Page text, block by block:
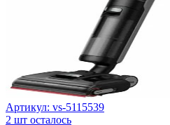
Артикул: vs-5115539
2 шт осталось